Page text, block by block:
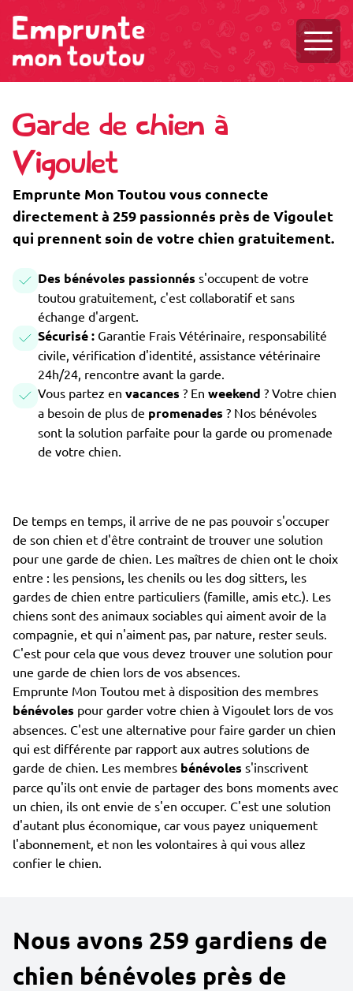
Garde de chien à
Vigoulet
Emprunte Mon Toutou vous connecte
directement à 259 passionnés près de Vigoulet
qui prennent soin de votre chien gratuitement.
Des bénévoles passionnés s'occupent de votre
toutou gratuitement, c'est collaboratif et sans
échange d'argent.
Sécurisé : Garantie Frais Vétérinaire, responsabilité
civile, vérification d'identité, assistance vétérinaire
24h/24, rencontre avant la garde.
Vous partez en vacances ? En weekend ? Votre chien
a besoin de plus de promenades ? Nos bénévoles
sont la solution parfaite pour la garde ou promenade
de votre chien.
De temps en temps, il arrive de ne pas pouvoir s'occuper
de son chien et d'être contraint de trouver une solution
pour une garde de chien. Les maîtres de chien ont le choix
entre : les pensions, les chenils ou les dog sitters, les
gardes de chien entre particuliers (famille, amis etc.). Les
chiens sont des animaux sociables qui aiment avoir de la
compagnie, et qui n'aiment pas, par nature, rester seuls.
C'est pour cela que vous devez trouver une solution pour
une garde de chien lors de vos absences.
Emprunte Mon Toutou met à disposition des membres
bénévoles pour garder votre chien à Vigoulet lors de vos
absences. C'est une alternative pour faire garder un chien
qui est différente par rapport aux autres solutions de
garde de chien. Les membres bénévoles s'inscrivent
parce qu'ils ont envie de partager des bons moments avec
un chien, ils ont envie de s'en occuper. C'est une solution
d'autant plus économique, car vous payez uniquement
l'abonnement, et non les volontaires à qui vous allez
confier le chien.
Nous avons 259 gardiens de
chien bénévoles près de